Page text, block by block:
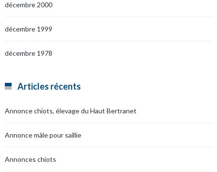
décembre 2000
décembre 1999
décembre 1978
Articles récents
Annonce chiots, élevage du Haut Bertranet
Annonce mâle pour saillie
Annonces chiots